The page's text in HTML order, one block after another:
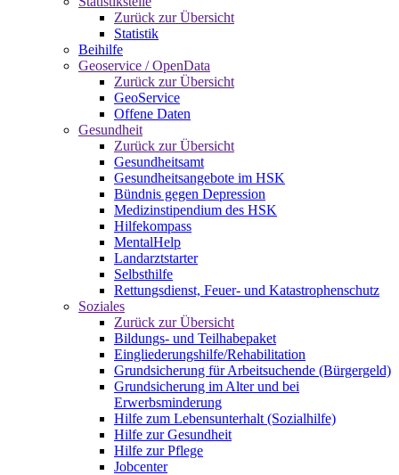
Zurück zur Übersicht
Statistik
Beihilfe
Geoservice / OpenData
Zurück zur Übersicht
GeoService
Offene Daten
Gesundheit
Zurück zur Übersicht
Gesundheitsamt
Gesundheitsangebote im HSK
Bündnis gegen Depression
Medizinstipendium des HSK
Hilfekompass
MentalHelp
Landarztstarter
Selbsthilfe
Rettungsdienst, Feuer- und Katastrophenschutz
Soziales
Zurück zur Übersicht
Bildungs- und Teilhabepaket
Eingliederungshilfe/Rehabilitation
Grundsicherung für Arbeitsuchende (Bürgergeld)
Grundsicherung im Alter und bei
Erwerbsminderung
Hilfe zum Lebensunterhalt (Sozialhilfe)
Hilfe zur Gesundheit
Hilfe zur Pflege
Jobcenter